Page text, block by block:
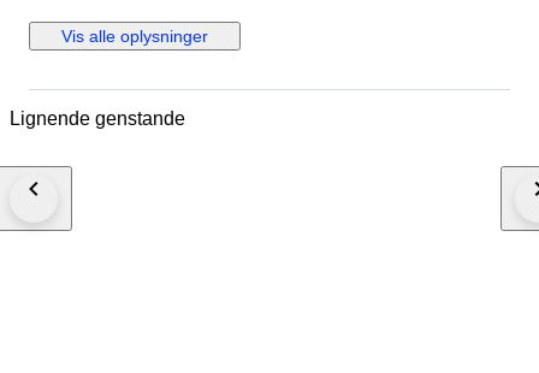
rose uni - Les sandales se ferment avec une boucle en métal argenté.
Dimensions : Hauteur totale au talon 9,3 cm - Largeur à plat 10 cm -
cm - Hauteur du talon 3,4 cm. Les sandales sont en parfait état général,
Vis alle oplysninger
Lignende genstande